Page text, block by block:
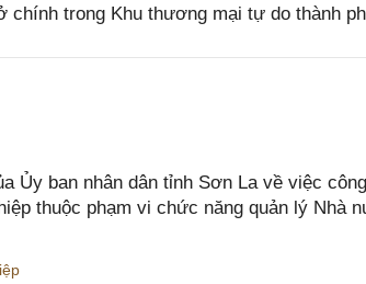
chính trong Khu thương mại tự do thành
Ủy ban nhân dân tỉnh Sơn La về việc
thuộc phạm vi chức năng quản lý Nhà